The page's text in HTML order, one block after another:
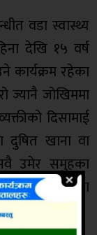
वडा स्वास्थ्य
देखि १५ वर्ष
कार्यक्रम रहेका
ज्यानै जोखिममा
दिसामाई
दुषित खाना वा
उमेर समुहका